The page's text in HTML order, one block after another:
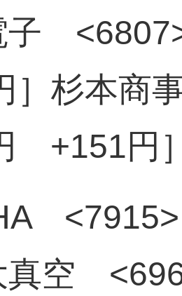
子
］杉本商
+151円
真空